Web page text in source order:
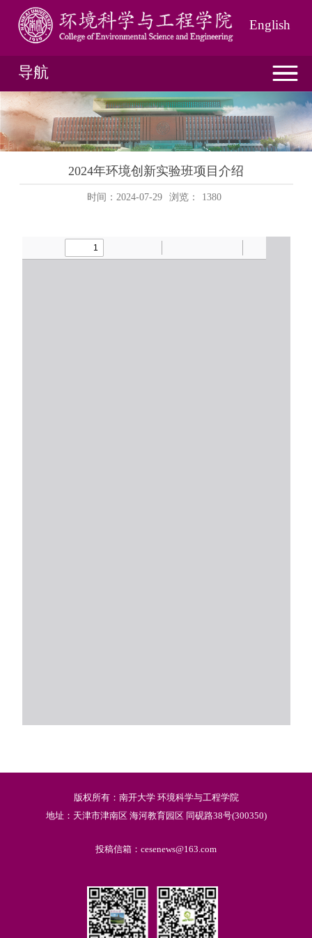
English
导航
2024年环境创新实验班项目介绍
时间：2024-07-29 浏览： 1380
版权所有：南开大学 环境科学与工程学院
地址：天津市津南区 海河教育园区 同砚路38号(300350)
投稿信箱：cesenews@163.com